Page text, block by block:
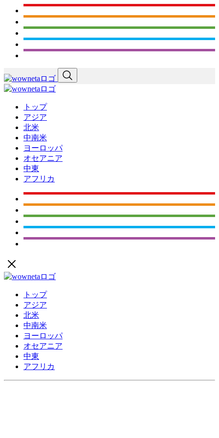
トップ
アジア
北米
中南米
ヨーロッパ
オセアニア
中東
アフリカ
トップ
アジア
北米
中南米
ヨーロッパ
オセアニア
中東
アフリカ